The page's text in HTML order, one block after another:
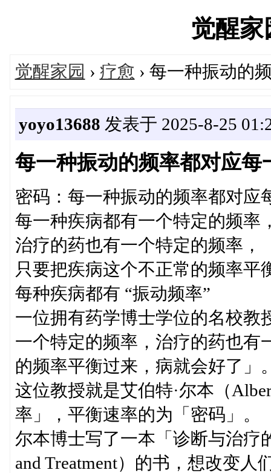
觉醒
觉醒家园 › 疗愈 › 每一种振动的
yoyo13688 发表于 2025-8-25
每一种振动的频率都对应每
密码：每一种振动的频率都对应
每一种疾病都有一个特定的频率
治疗的药也有一个特定的频率，
只要把疾病这个不正常的频率平
每种疾病都有 “振动频率”
一位拥有药学博士学位的名校教
一个特定的频率，治疗的药也有
的频率平衡过来，病就会好了」
这位教授就是艾伯特·尔本（
率」，平衡速率的为「密码」。
尔本博士写了一本「诊断与治疗
and Treatment）的书，想改变